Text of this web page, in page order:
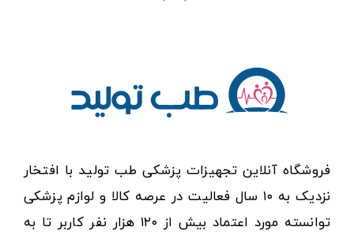
فروشگاه آنلاین تجهیزات پزشکی طب تولید با افتخار
نزدیک به ۱۰ سال فعالیت در عرصه کالا و لوازم پزشکی
توانسته مورد اعتماد بیش از ۱۲۰ هزار نفر کاربر تا به